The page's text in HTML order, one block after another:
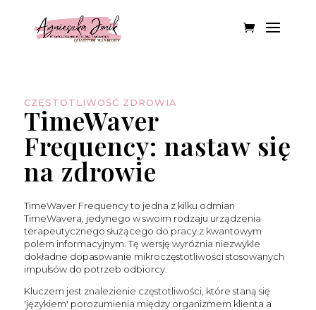
CZĘSTOTLIWOŚĆ ZDROWIA
TimeWaver
Frequency: nastaw się
na zdrowie
TimeWaver Frequency to jedna z kilku odmian
TimeWavera, jedynego w swoim rodzaju urządzenia
terapeutycznego służącego do pracy z kwantowym
polem informacyjnym. Tę wersję wyróżnia niezwykle
dokładne dopasowanie mikroczęstotliwości stosowanych
impulsów do potrzeb odbiorcy.
Kluczem jest znalezienie częstotliwości, które staną się
'językiem' porozumienia między organizmem klienta a